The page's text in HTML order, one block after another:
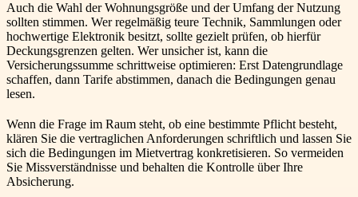
Auch die Wahl der Wohnungsgröße und der Umfang der Nutzung
sollten stimmen. Wer regelmäßig teure Technik, Sammlungen oder
hochwertige Elektronik besitzt, sollte gezielt prüfen, ob hierfür
Deckungsgrenzen gelten. Wer unsicher ist, kann die
Versicherungssumme schrittweise optimieren: Erst Datengrundlage
schaffen, dann Tarife abstimmen, danach die Bedingungen genau
lesen.
Wenn die Frage im Raum steht, ob eine bestimmte Pflicht besteht,
klären Sie die vertraglichen Anforderungen schriftlich und lassen Sie
sich die Bedingungen im Mietvertrag konkretisieren. So vermeiden
Sie Missverständnisse und behalten die Kontrolle über Ihre
Absicherung.